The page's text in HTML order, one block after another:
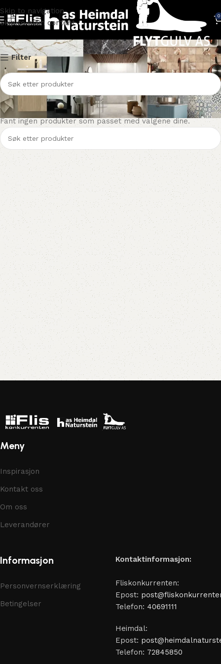
Skip to navigation
Skip to main content
0
Terrazzo benkeplater
Filter
Fant ingen produkter som passet med valgene dine.
Meny
Inspirasjon
Kontakt oss
Om oss
Leverandører
Informasjon
Personvernserklæring
Betingelser
Kontaktinformasjon:
Fliskonkurrenten:
Epost:
Telefon: 40691111
Heimdal:
Epost:
Telefon: 72845850